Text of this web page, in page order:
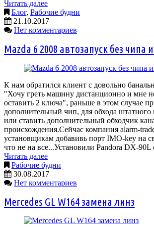
Читать далее
Блог, Рабочие будни
21.10.2017
Нет комментариев
Mazda 6 2008 автозапуск без
К нам обратился клиент с довольно
"Хочу греть машину дистанционно и мне
оставить 2 ключа", раньше в этом случае
дополнительный чип, для обхода штатного
или ставить дополнительный обходчик
происхождения.Сейчас компания alarm-
установщикам добавивь порт IMO-key на
что не на все...Установили Pandora DX-
Читать далее
Рабочие будни
30.08.2017
Нет комментариев
Mercedes GL W164 замена линз